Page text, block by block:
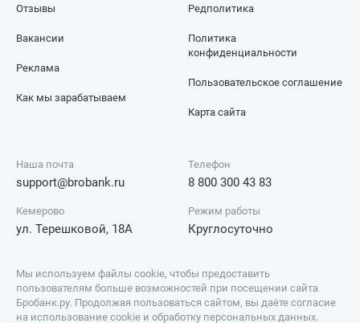
Отзывы Редполитика
Вакансии
Реклама
Как мы зарабатываем
Политика
конфиденциальности
Пользовательское соглашение
Карта сайта
Наша почта
support@brobank.ru
Телефон
8 800 300 43 83
Кемерово
ул. Терешковой, 18А
Режим работы
Круглосуточно
Мы используем файлы cookie, чтобы предоставить
пользователям больше возможностей при посещении сайта
Бробанк.ру. Продолжая пользоваться сайтом, вы даёте согласие
на использование cookie и обработку персональных данных.